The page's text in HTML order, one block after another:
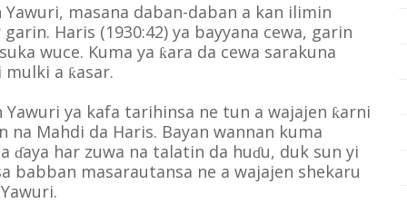
masana daban-daban a kan ilimin
Haris (1930:42) ya bayyana cewa, garin
wuce. Kuma ya ƙara da cewa sarakuna
mulki a ƙasar.
ya kafa tarihinsa ne tun a wajajen ƙarni
na Mahdi da Haris. Bayan wannan kuma
ɗaya har zuwa na talatin da huɗu, duk sun yi
babban masarautansa ne a wajajen shekaru